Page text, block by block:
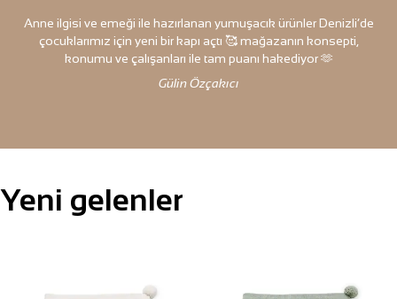
kalitesi o kadar iyi ki her satın aldığım ürünün keşke yetişkin
versiyonu da olsa diyorum. Hem tasarımı hem de kalitesi muh-
te-şem!
Songül Akdağ
Yeni gelenler